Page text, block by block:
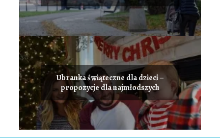
Ubranka świąteczne dla dzieci –
propozycje dla najmłodszych